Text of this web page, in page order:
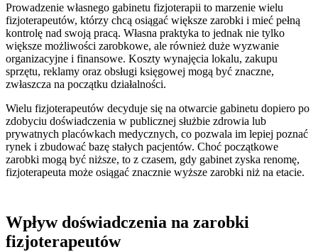
Prowadzenie własnego gabinetu fizjoterapii to marzenie wielu
fizjoterapeutów, którzy chcą osiągać większe zarobki i mieć pełną
kontrolę nad swoją pracą. Własna praktyka to jednak nie tylko
większe możliwości zarobkowe, ale również duże wyzwanie
organizacyjne i finansowe. Koszty wynajęcia lokalu, zakupu
sprzętu, reklamy oraz obsługi księgowej mogą być znaczne,
zwłaszcza na początku działalności.
Wielu fizjoterapeutów decyduje się na otwarcie gabinetu dopiero po
zdobyciu doświadczenia w publicznej służbie zdrowia lub
prywatnych placówkach medycznych, co pozwala im lepiej poznać
rynek i zbudować bazę stałych pacjentów. Choć początkowe
zarobki mogą być niższe, to z czasem, gdy gabinet zyska renomę,
fizjoterapeuta może osiągać znacznie wyższe zarobki niż na etacie.
Wpływ doświadczenia na zarobki
fizjoterapeutów